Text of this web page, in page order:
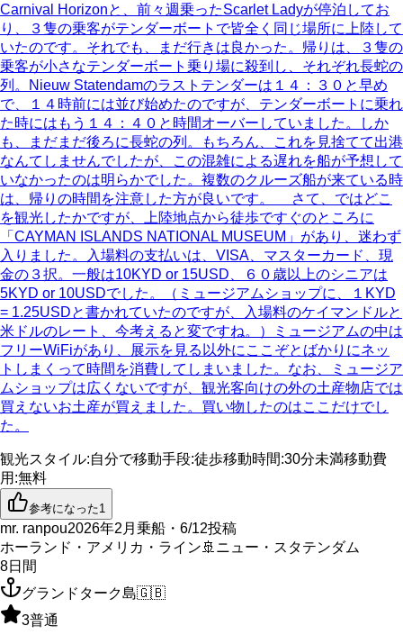
Carnival Horizonと、前々週乗ったScarlet Ladyが停泊してお
り、３隻の乗客がテンダーボートで皆全く同じ場所に上陸して
いたのです。それでも、まだ行きは良かった。帰りは、３隻の
乗客が小さなテンダーボート乗り場に殺到し、それぞれ長蛇の
列。Nieuw Statendamのラストテンダーは１４：３０と早め
で、１４時前には並び始めたのですが、テンダーボートに乗れ
た時にはもう１４：４０と時間オーバーしていました。しか
も、まだまだ後ろに長蛇の列。もちろん、これを見捨てて出港
なんてしませんでしたが、この混雑による遅れを船が予想して
いなかったのは明らかでした。複数のクルーズ船が来ている時
は、帰りの時間を注意した方が良いです。 さて、ではどこ
を観光したかですが、上陸地点から徒歩ですぐのところに
「CAYMAN ISLANDS NATIONAL MUSEUM」があり、迷わず
入りました。入場料の支払いは、VISA、マスターカード、現
金の３択。一般は10KYD or 15USD、６０歳以上のシニアは
5KYD or 10USDでした。（ミュージアムショップに、１KYD
= 1.25USDと書かれていたのですが、入場料のケイマンドルと
米ドルのレート、今考えると変ですね。）ミュージアムの中は
フリーWiFiがあり、展示を見る以外にここぞとばかりにネッ
トしまくって時間を消費してしまいました。なお、ミュージア
ムショップは広くないですが、観光客向けの外の土産物店では
買えないお土産が買えました。買い物したのはここだけでし
た。
観光スタイル:自分で移動手段:徒歩移動時間:30分未満移動費
用 :無料
参考になった1
mr. ranpou2026年2月乗船・6/12投稿
ホーランド・アメリカ・ライン 🚢 ニュー・スタテンダム
8日間
グランドターク島🇬🇧
3普通